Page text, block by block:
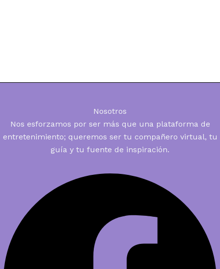
Nosotros
Nos esforzamos por ser más que una plataforma de
entretenimiento; queremos ser tu compañero virtual, tu
guía y tu fuente de inspiración.